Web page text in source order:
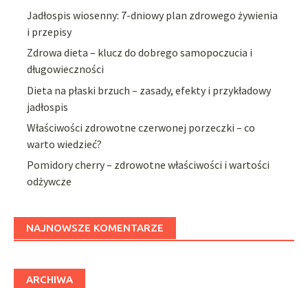
Jadłospis wiosenny: 7-dniowy plan zdrowego żywienia
i przepisy
Zdrowa dieta – klucz do dobrego samopoczucia i
długowieczności
Dieta na płaski brzuch – zasady, efekty i przykładowy
jadłospis
Właściwości zdrowotne czerwonej porzeczki – co
warto wiedzieć?
Pomidory cherry – zdrowotne właściwości i wartości
odżywcze
NAJNOWSZE KOMENTARZE
ARCHIWA